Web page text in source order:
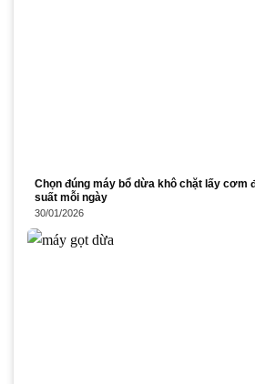
Chọn đúng máy bổ dừa khô chặt lấy cơm
suất mỗi ngày
30/01/2026